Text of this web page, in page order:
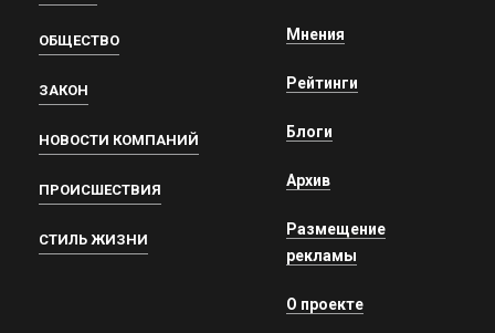
ОБЩЕСТВО
ЗАКОН
НОВОСТИ КОМПАНИЙ
ПРОИСШЕСТВИЯ
СТИЛЬ ЖИЗНИ
Мнения
Рейтинги
Блоги
Архив
Размещение
рекламы
О проекте